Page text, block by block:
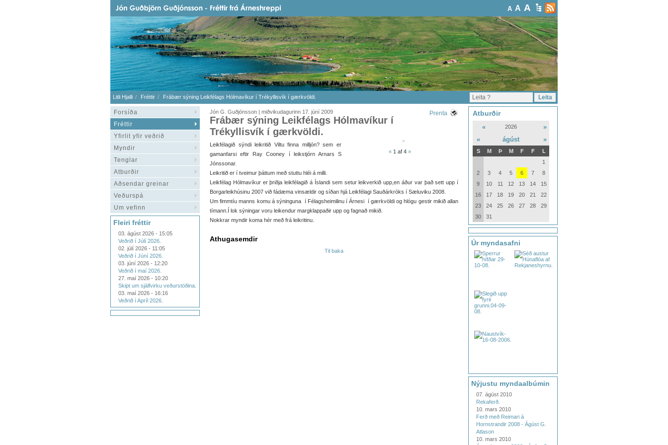
A A A
Litli Hjalli Fréttir Frábær sýning Leikfélags Hólmavíkur í Trékyllisvík í gærkvöldi.
Forsíða
Fréttir
Yfirlit yfir veðrið
Myndir
Tenglar
Atburðir
Aðsendar greinar
Veðurspá
Um vefinn
Fleiri fréttir
03. ágúst 2026 - 15:05
Veðrið í Júlí 2026.
02. júlí 2026 - 11:05
Veðrið í Júní 2026.
03. júní 2026 - 12:20
Veðrið í maí 2026.
27. maí 2026 - 10:20
Skipt um sjálfvirku veðurstöðina.
03. maí 2026 - 16:16
Veðrið í Apríl 2026.
Jón G. Guðjónsson | miðvikudagurinn 17. júní 2009 Prenta
Frábær sýning Leikfélags Hólmavíkur í
Trékyllisvík í gærkvöldi.
« 1 af 4 »
Leikfélagið sýndi leikritið Viltu finna milljón? sem er
gamanfarsi eftir Ray Cooney í leikstjórn Arnars S
Jónssonar.
Leikritið er í tveimur þáttum með stuttu hléi á milli.
Leikfélag Hólmavíkur er þriðja leikfélagið á Íslandi sem setur leikverkið upp,en áður var það sett upp í
Borgarleikhúsinu 2007 við fádæma vinsældir og síðan hjá Leikfélagi Sauðárkróks í Sæluviku 2008.
Um fimmtíu manns komu á sýninguna í Félagsheimilinu í Árnesi í gærkvöldi og hlógu gestir mikið allan
tímann.Í lok sýningar voru leikendur margklappaðir upp og fagnað mikið.
Nokkrar myndir koma hér með frá leikritinu.
Athugasemdir
Til baka
Atburðir
« 2026
»
«
ágúst »
S M Þ M F F
L
1
2
3 4 5 6 7
8
9
10 11 12 13 14
15
16
17 18 19 20 21
22
23
24 25 26 27 28
29
30
31
Úr myndasafni
Nýjustu myndaalbúmin
07. ágúst 2010
Rekaferð.
10. mars 2010
Ferð með Reimari á
Hornstrandir 2008 - Ágúst G.
Atlason
10. mars 2010